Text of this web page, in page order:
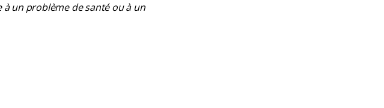
un problème de santé ou à un